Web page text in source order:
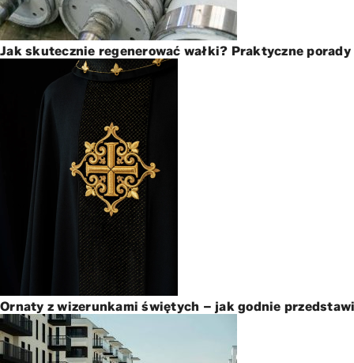
Jak skutecznie regenerować wałki? Praktyczne
Ornaty z wizerunkami świętych – jak godnie